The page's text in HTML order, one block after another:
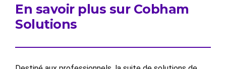
En savoir plus sur Cobham
Solutions